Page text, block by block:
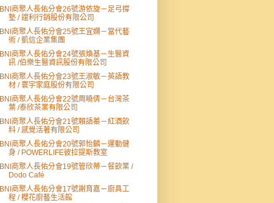
BNI商聚人長佑分會26號游依旋－足弓撐
墊 / 誼利行銷股份有限公司
BNI商聚人長佑分會25號王宜嫻－當代藝
術 / 凱信企業集團
BNI商聚人長佑分會24號張煥基－生醫資
訊 /伯樂生醫資訊股份有限公司
BNI商聚人長佑分會23號王淑敏－英語教
材 / 寰宇家庭股份有限公司
BNI商聚人長佑分會22號周曉倩－台灣茶
葉 /泰欣茶業有限公司
BNI商聚人長佑分會21號賴語蓁－紅酒飲
料 / 感覺活著有限公司
BNI商聚人長佑分會20號郭怡麟－運動健
身 / POWERLIFE彼拉提斯教室
BNI商聚人長佑分會19號管欣蒂－餐飲業 /
Dodo Café
BNI商聚人長佑分會17號謝育嘉－廚具工
程 / 櫻花廚藝生活館